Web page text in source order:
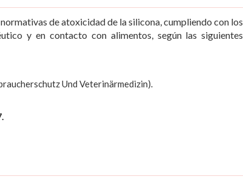
de atoxicidad de la silicona, cumpliendo con los
y en contacto con alimentos, según las siguientes
Und Veterinärmedizin).